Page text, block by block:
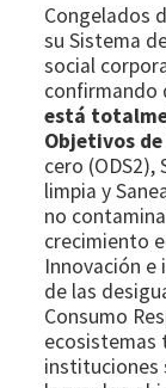
Congelados
su Sistema
social
confirmando
está
Objetivos
cero (ODS2),
limpia y
no
crecimiento
Innovación e
de las
Consumo
ecosistemas
instituciones